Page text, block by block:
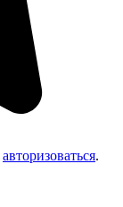
авторизоваться.